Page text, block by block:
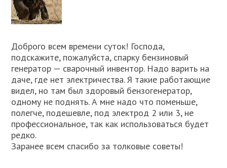
Доброго всем времени суток! Господа,
подскажите, пожалуйста, спарку бензиновый
генератор — сварочный инвентор. Надо варить на
даче, где нет электричества. Я такие работающие
видел, но там был здоровый бензогенератор,
одному не поднять. А мне надо что поменьше,
полегче, подешевле, под электрод 2 или 3, не
профессиональное, так как использоваться будет
редко.
Заранее всем спасибо за толковые советы!